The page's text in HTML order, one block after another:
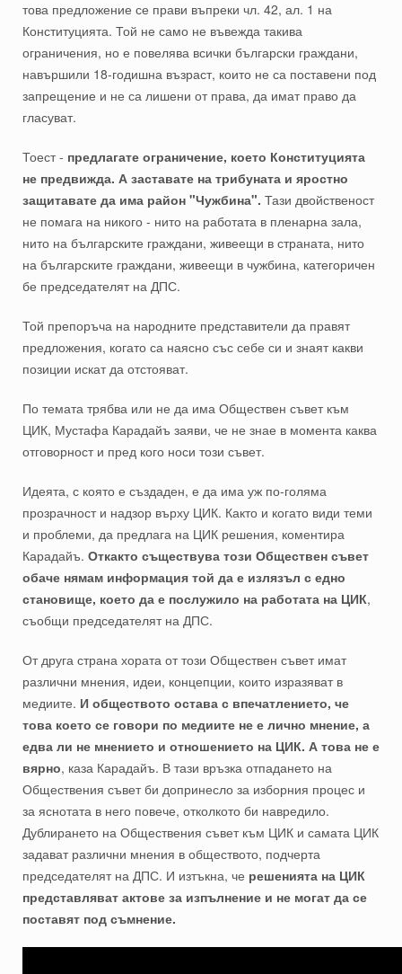
това предложение се прави въпреки чл. 42, ал. 1 на
Конституцията. Той не само не въвежда такива
ограничения, но е повелява всички български граждани,
навършили 18-годишна възраст, които не са поставени под
запрещение и не са лишени от права, да имат право да
гласуват.
Тоест - предлагате ограничение, което Конституцията
не предвижда. А заставате на трибуната и яростно
защитавате да има район "Чужбина". Тази двойственост
не помага на никого - нито на работата в пленарна зала,
нито на българските граждани, живеещи в страната, нито
на българските граждани, живеещи в чужбина, категоричен
бе председателят на ДПС.
Той препоръча на народните представители да правят
предложения, когато са наясно със себе си и знаят какви
позиции искат да отстояват.
По темата трябва или не да има Обществен съвет към
ЦИК, Мустафа Карадайъ заяви, че не знае в момента каква
отговорност и пред кого носи този съвет.
Идеята, с която е създаден, е да има уж по-голяма
прозрачност и надзор върху ЦИК. Както и когато види теми
и проблеми, да предлага на ЦИК решения, коментира
Карадайъ. Откакто съществува този Обществен съвет
обаче нямам информация той да е излязъл с едно
становище, което да е послужило на работата на ЦИК,
съобщи председателят на ДПС.
От друга страна хората от този Обществен съвет имат
различни мнения, идеи, концепции, които изразяват в
медиите. И обществото остава с впечатлението, че
това което се говори по медиите не е лично мнение, а
едва ли не мнението и отношението на ЦИК. А това не е
вярно, каза Карадайъ. В тази връзка отпадането на
Обществения съвет би допринесло за изборния процес и
за яснотата в него повече, отколкото би навредило.
Дублирането на Обществения съвет към ЦИК и самата ЦИК
задават различни мнения в обществото, подчерта
председателят на ДПС. И изтъкна, че решенията на ЦИК
представляват актове за изпълнение и не могат да се
поставят под съмнение.